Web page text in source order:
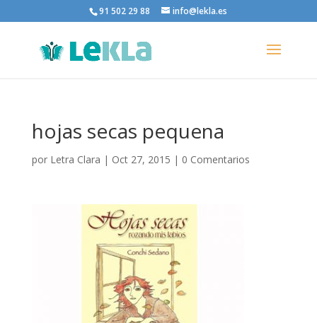
91 502 29 88 info@lekla.es
hojas secas pequena
por Letra Clara | Oct 27, 2015 | 0 Comentarios